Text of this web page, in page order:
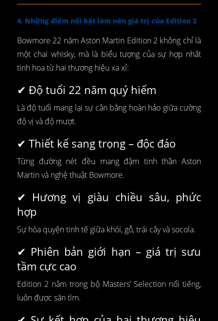
4. Những điểm nổi bật làm nên giá trị của Edition 2
Bowmore 22 năm Aston Martin Edition 2 không chỉ là
một chai whisky, mà là biểu tượng của sự hợp nhất
tinh hoa từ hai thương hiệu xa xỉ:
✔ Độ tuổi 22 năm quý hiếm
Là độ tuổi mang lại sự cân bằng hoàn hảo giữa cường
độ vị và độ mượt.
✔ Thiết kế sang trọng – độc đáo
Từng đường nét đều mang đậm tinh thần Aston
Martin và nghệ thuật Bowmore.
✔ Hương vị giàu chiều sâu, phức
hợp
Sự hòa quyện tinh tế giữa khói, gỗ, trái cây và socola.
✔ Phiên bản giới hạn – giá trị sưu
tầm cực cao
Edition 2 nằm trong bộ Masters’ Selection nổi tiếng,
luôn được săn tìm.